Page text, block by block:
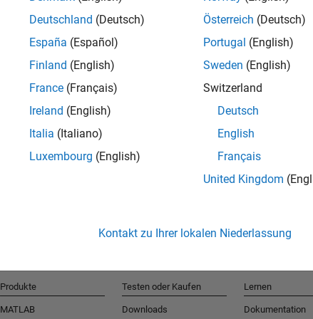
Deutschland (Deutsch)
España (Español)
Finland (English)
France (Français)
Ireland (English)
Italia (Italiano)
Luxembourg (English)
Österreich (Deutsch)
Portugal (English)
Sweden (English)
Switzerland
Deutsch
English
Français
United Kingdom
Kontakt zu Ihrer lokalen Niederlassung
Produkte
MATLAB
Testen oder Kaufen
Downloads
Lernen
Dokumentation